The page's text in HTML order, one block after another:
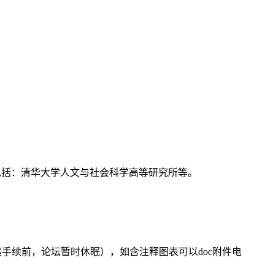
：清华大学人文与社会科学高等研究所等。
续前，论坛暂时休眠），如含注释图表可以doc附件电